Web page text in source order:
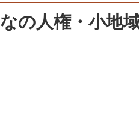
の人権・小地